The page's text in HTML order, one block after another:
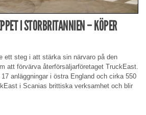
I STORBRITANNIEN – KÖPER
ett steg i att stärka sin närvaro på den
att förvärva återförsäljarföretaget TruckEast.
anläggningar i östra England och cirka 550
i Scanias brittiska verksamhet och blir